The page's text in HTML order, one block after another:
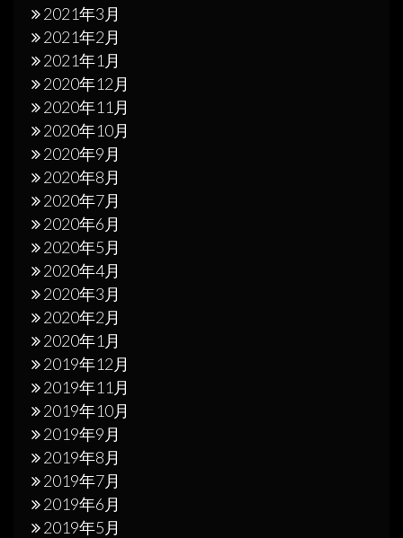
2021年3月
2021年2月
2021年1月
2020年12月
2020年11月
2020年10月
2020年9月
2020年8月
2020年7月
2020年6月
2020年5月
2020年4月
2020年3月
2020年2月
2020年1月
2019年12月
2019年11月
2019年10月
2019年9月
2019年8月
2019年7月
2019年6月
2019年5月